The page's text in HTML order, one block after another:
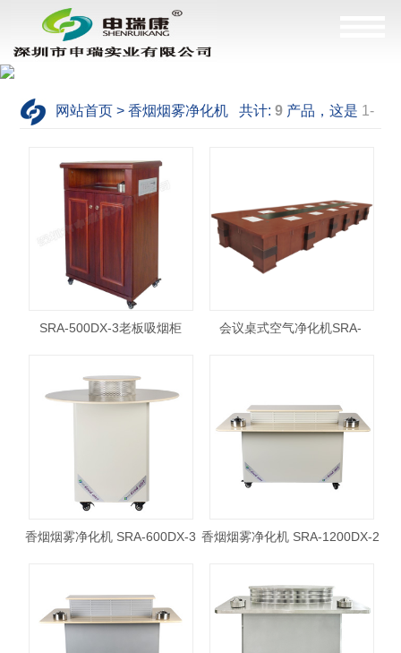
网站首页 > 香烟烟雾净化机 共计:9 产品，这是 1-
SRA-500DX-3老板吸烟柜
会议桌式空气净化机SRA-
香烟烟雾净化机 SRA-600DX-3 香烟烟雾净化机 SRA-1200DX-2